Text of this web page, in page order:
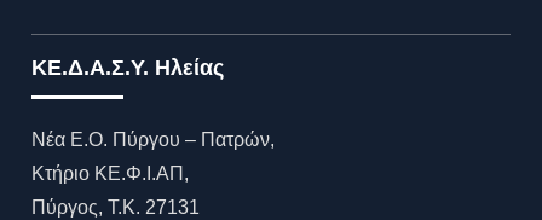
ΚΕ.Δ.Α.Σ.Υ. Ηλείας
Νέα Ε.Ο. Πύργου – Πατρών,
Κτήριο ΚΕ.Φ.Ι.ΑΠ,
Πύργος, T.K. 27131